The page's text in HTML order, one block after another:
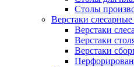
Столы
Верстаки
Верстаки
Верстаки
Верстаки